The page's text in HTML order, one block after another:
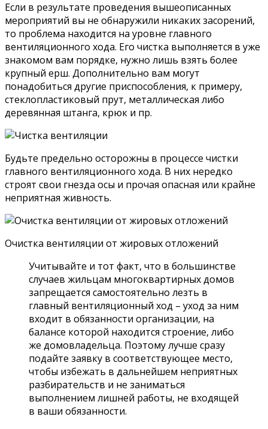
Если в результате проведения вышеописанных
мероприятий вы не обнаружили никаких засорений,
то проблема находится на уровне главного
вентиляционного хода. Его чистка выполняется в уже
знакомом вам порядке, нужно лишь взять более
крупный ерш. Дополнительно вам могут
понадобиться другие приспособления, к примеру,
стеклопластиковый прут, металлическая либо
деревянная штанга, крюк и пр.
Будьте предельно осторожны в процессе чистки
главного вентиляционного хода. В них нередко
строят свои гнезда осы и прочая опасная или крайне
неприятная живность.
Очистка вентиляции от жировых отложений
Учитывайте и тот факт, что в большинстве
случаев жильцам многоквартирных домов
запрещается самостоятельно лезть в
главный вентиляционный ход – уход за ним
входит в обязанности организации, на
балансе которой находится строение, либо
же домовладельца. Поэтому лучше сразу
подайте заявку в соответствующее место,
чтобы избежать в дальнейшем неприятных
разбирательств и не заниматься
выполнением лишней работы, не входящей
в ваши обязанности.